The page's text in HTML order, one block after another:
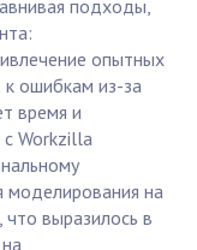
подходы,
опытных
ошибкам из-за
время и
с Workzilla
моделирования на
выразилось в